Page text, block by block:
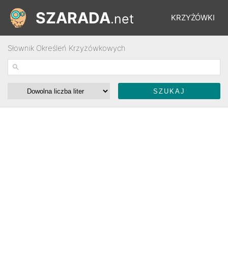
KRZYŻÓWKI
ŁAMIGŁÓWKI
SZARADA.net
Słownik Określeń Krzyżówkowych